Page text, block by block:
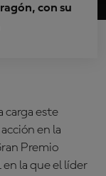
con su
carga este
en la
Premio
en la que el líder